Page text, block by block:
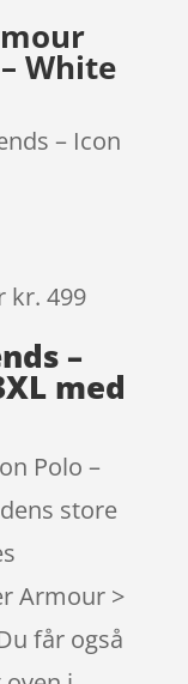
White
– Icon
kr. 499
–
med
Polo –
store
Armour >
får også